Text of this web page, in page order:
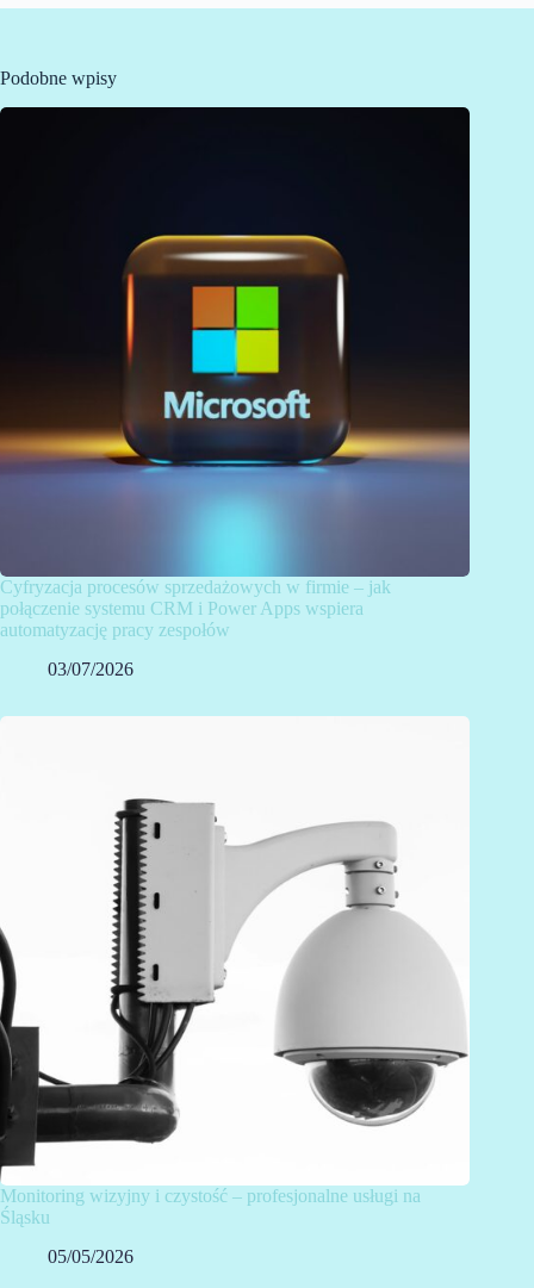
Podobne wpisy
Cyfryzacja procesów sprzedażowych w firmie – jak
połączenie systemu CRM i Power Apps wspiera
automatyzację pracy zespołów
03/07/2026
Monitoring wizyjny i czystość – profesjonalne usługi na
Śląsku
05/05/2026